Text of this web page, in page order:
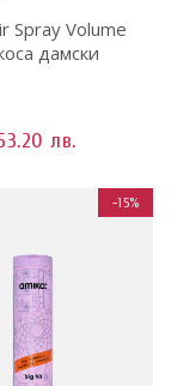
Spray Volume
дамски
лв.
-15%